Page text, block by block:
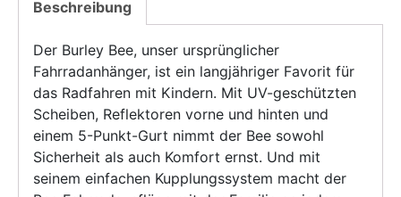
Beschreibung
Der Burley Bee, unser ursprünglicher
Fahrradanhänger, ist ein langjähriger Favorit für
das Radfahren mit Kindern. Mit UV-geschützten
Scheiben, Reflektoren vorne und hinten und
einem 5-Punkt-Gurt nimmt der Bee sowohl
Sicherheit als auch Komfort ernst. Und mit
seinem einfachen Kupplungssystem macht der